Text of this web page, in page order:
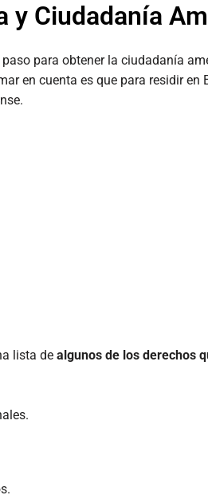
y Ciudadanía
para obtener la ciudadanía
en cuenta es que para residir en
lista de algunos de los derechos